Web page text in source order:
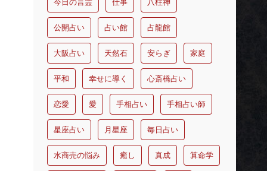
公開占い 占い館 占龍館
大阪占い 天然石 安らぎ 家庭
平和 幸せに導く 心斎橋占い
恋愛 愛 手相占い 手相占い師
星座占い 月星座 毎日占い
水商売の悩み 癒し 真成 算命学